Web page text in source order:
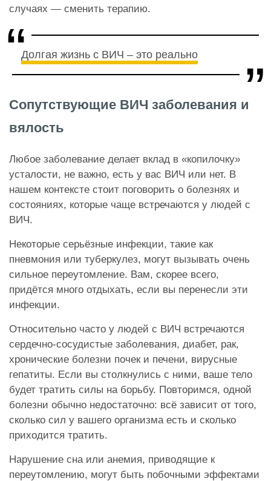
случаях — сменить терапию.
Долгая жизнь с ВИЧ – это реально
Сопутствующие ВИЧ заболевания и
вялость
Любое заболевание делает вклад в «копилочку»
усталости, не важно, есть у вас ВИЧ или нет. В
нашем контексте стоит поговорить о болезнях и
состояниях, которые чаще встречаются у людей с
ВИЧ.
Некоторые серьёзные инфекции, такие как
пневмония или туберкулез, могут вызывать очень
сильное переутомление. Вам, скорее всего,
придётся много отдыхать, если вы перенесли эти
инфекции.
Относительно часто у людей с ВИЧ встречаются
сердечно-сосудистые заболевания, диабет, рак,
хронические болезни почек и печени, вирусные
гепатиты. Если вы столкнулись с ними, ваше тело
будет тратить силы на борьбу. Повторимся, одной
болезни обычно недостаточно: всё зависит от того,
сколько сил у вашего организма есть и сколько
приходится тратить.
Нарушение сна или анемия, приводящие к
переутомлению, могут быть побочными эффектами